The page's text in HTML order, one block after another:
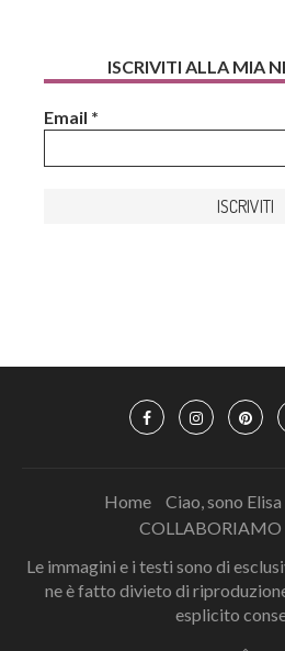
ISCRIVITI ALLA MIA
Email *
Home Ciao, sono Elisa
COLLABORIAMO
Le immagini e i testi sono di
ne è fatto divieto di
esplicito